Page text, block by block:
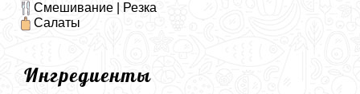
Смешивание | Резка
Салаты
Ингредиенты